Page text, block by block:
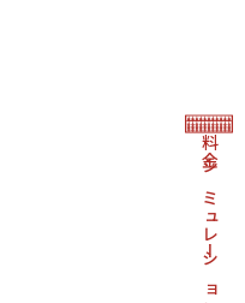
料金シミュレーション